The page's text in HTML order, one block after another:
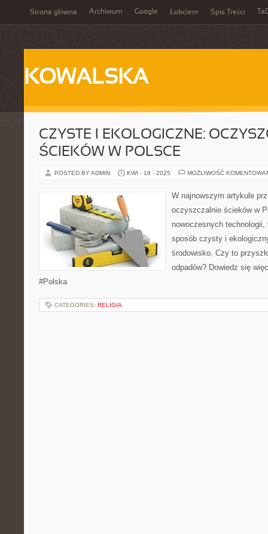
Strona główna Archiwum Google Łokciem Spis Treści
KOWALSKA
CZYSTE I EKOLOGICZNE:
ŚCIEKÓW W POLSCE
POSTED BY ADMIN KWI - 18 - 2025 MOŻLIWOŚĆ
W najnowszym artykule
oczyszczalnie ścieków w
nowoczesnych
sposób czysty i
środowisko. Czy to
odpadów? Dowiedz się
#Polska
CATEGORIES: RELIGIA